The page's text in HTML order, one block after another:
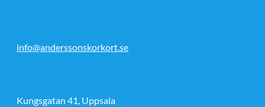
info@anderssonskorkort.se
Kungsgatan 41, Uppsala